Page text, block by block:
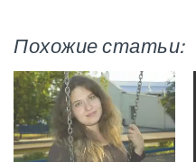
Похожие статьи: